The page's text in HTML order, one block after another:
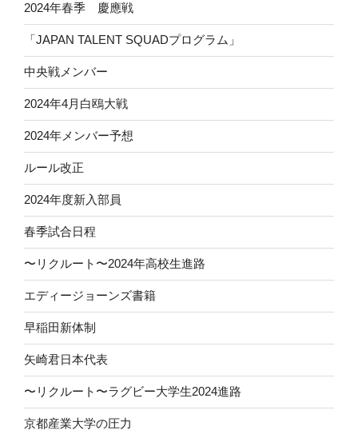
2024年春季 慶應戦
「JAPAN TALENT SQUADプログラム」
中央戦メンバー
2024年4月白鴎大戦
2024年メンバー予想
ルール改正
2024年度新入部員
春季試合日程
〜リクルート〜2024年高校生進路
エディージョーンズ書籍
早稲田新体制
矢崎君日本代表
〜リクルート〜ラグビー大学生2024進路
京都産業大学の圧力